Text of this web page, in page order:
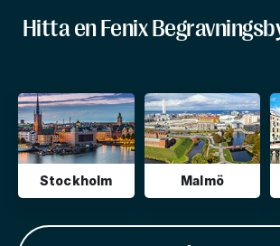
Hitta en Fenix
Stockholm Malmö